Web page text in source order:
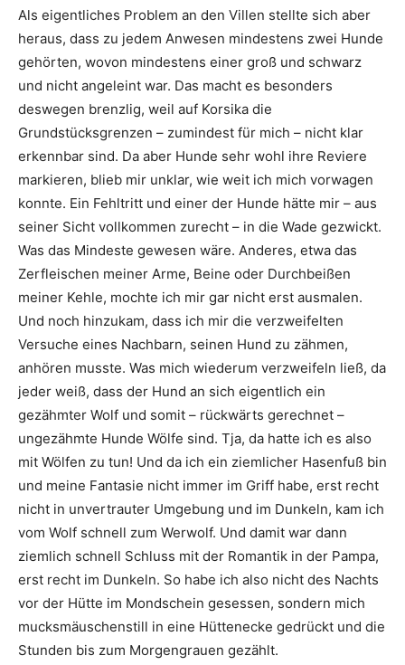
Als eigentliches Problem an den Villen stellte sich aber
heraus, dass zu jedem Anwesen mindestens zwei Hunde
gehörten, wovon mindestens einer groß und schwarz
und nicht angeleint war. Das macht es besonders
deswegen brenzlig, weil auf Korsika die
Grundstücksgrenzen – zumindest für mich – nicht klar
erkennbar sind. Da aber Hunde sehr wohl ihre Reviere
markieren, blieb mir unklar, wie weit ich mich vorwagen
konnte. Ein Fehltritt und einer der Hunde hätte mir – aus
seiner Sicht vollkommen zurecht – in die Wade gezwickt.
Was das Mindeste gewesen wäre. Anderes, etwa das
Zerfleischen meiner Arme, Beine oder Durchbeißen
meiner Kehle, mochte ich mir gar nicht erst ausmalen.
Und noch hinzukam, dass ich mir die verzweifelten
Versuche eines Nachbarn, seinen Hund zu zähmen,
anhören musste. Was mich wiederum verzweifeln ließ, da
jeder weiß, dass der Hund an sich eigentlich ein
gezähmter Wolf und somit – rückwärts gerechnet –
ungezähmte Hunde Wölfe sind. Tja, da hatte ich es also
mit Wölfen zu tun! Und da ich ein ziemlicher Hasenfuß bin
und meine Fantasie nicht immer im Griff habe, erst recht
nicht in unvertrauter Umgebung und im Dunkeln, kam ich
vom Wolf schnell zum Werwolf. Und damit war dann
ziemlich schnell Schluss mit der Romantik in der Pampa,
erst recht im Dunkeln. So habe ich also nicht des Nachts
vor der Hütte im Mondschein gesessen, sondern mich
mucksmäuschenstill in eine Hüttenecke gedrückt und die
Stunden bis zum Morgengrauen gezählt.